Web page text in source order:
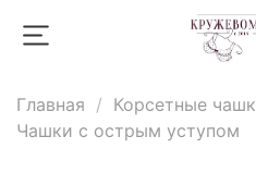
Главная Корсетные
Чашки с острым уступом